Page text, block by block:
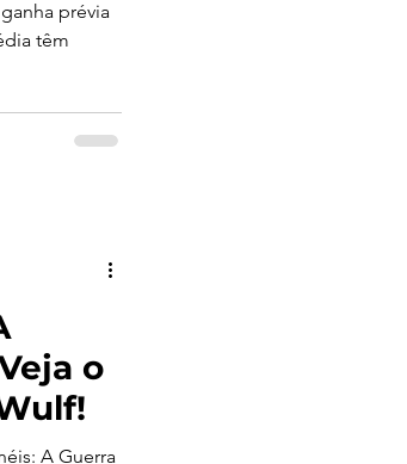
prévia
têm
o
A Guerra